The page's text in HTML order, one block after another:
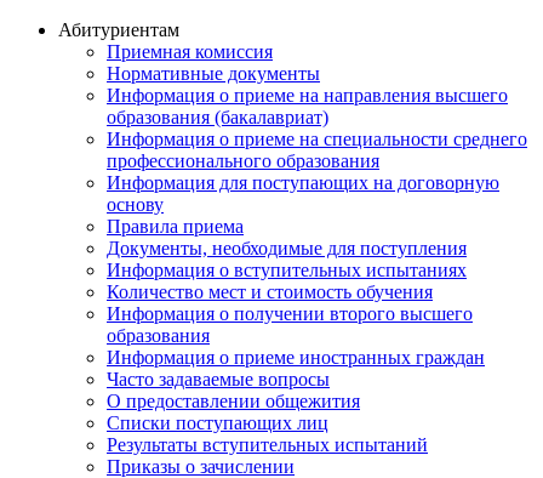
Абитуриентам
Приемная комиссия
Нормативные документы
Информация о приеме на направления высшего
образования (бакалавриат)
Информация о приеме на специальности среднего
профессионального образования
Информация для поступающих на договорную
основу
Правила приема
Документы, необходимые для поступления
Информация о вступительных испытаниях
Количество мест и стоимость обучения
Информация о получении второго высшего
образования
Информация о приеме иностранных граждан
Часто задаваемые вопросы
О предоставлении общежития
Списки поступающих лиц
Результаты вступительных испытаний
Приказы о зачислении